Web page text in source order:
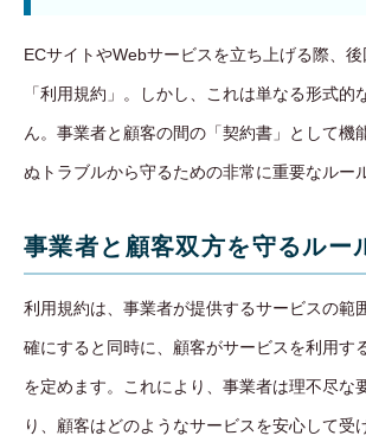
ECサイトやWebサービスを立ち上げる際、
「利用規約」。しかし、これは単なる形式的
ん。事業者と顧客の間の「契約書」として機
ぬトラブルから守るための非常に重要なルー
事業者と顧客双方を守るルー
利用規約は、事業者が提供するサービスの範
確にすると同時に、顧客がサービスを利用す
を定めます。これにより、事業者は理不尽な
り、顧客はどのようなサービスを安心して受